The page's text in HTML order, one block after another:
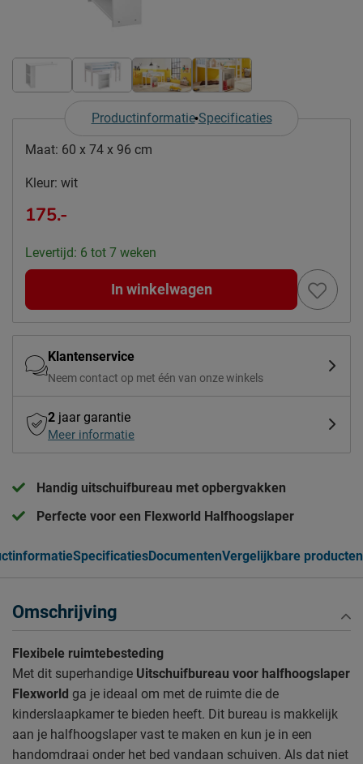
Productinformatie Specificaties
Maat: 60 x 74 x 96 cm
Kleur: wit
175.-
Levertijd: 6 tot 7 weken
In winkelwagen
Klantenservice
Neem contact op met één van onze winkels
2 jaar garantie
Meer informatie
Handig uitschuifbureau met opbergvakken
Perfecte voor een Flexworld Halfhoogslaper
SpecificatiesDocumentenVergelijkbare producten
Omschrijving
Flexibele ruimtebesteding
Met dit superhandige Uitschuifbureau voor halfhoogslaper
Flexworld ga je ideaal om met de ruimte die de
kinderslaapkamer te bieden heeft. Dit bureau is makkelijk
aan je halfhoogslaper vast te maken en kun je in een
handomdraai onder het bed vandaan schuiven. Als dat niet